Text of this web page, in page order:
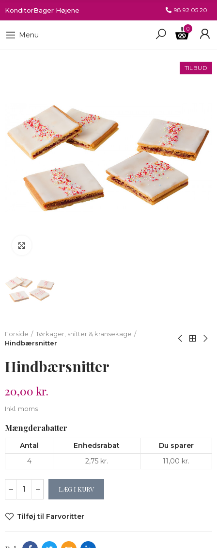
KonditorBager Højene 98 92 05 20
Menu
0
TILBUD
Forside
Tørkager, snitter & kransekage
Hindbærsnitter
Hindbærsnitter
20,00 kr.
Inkl. moms
Mængderabatter
Antal Enhedsrabat
Du sparer
4
2,75 kr. 11,00 kr.
LÆG I KURV
Tilføj til Farvoritter